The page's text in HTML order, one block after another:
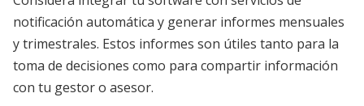
notificación automática y generar informes mensuales
y trimestrales. Estos informes son útiles tanto para la
toma de decisiones como para compartir información
con tu gestor o asesor.